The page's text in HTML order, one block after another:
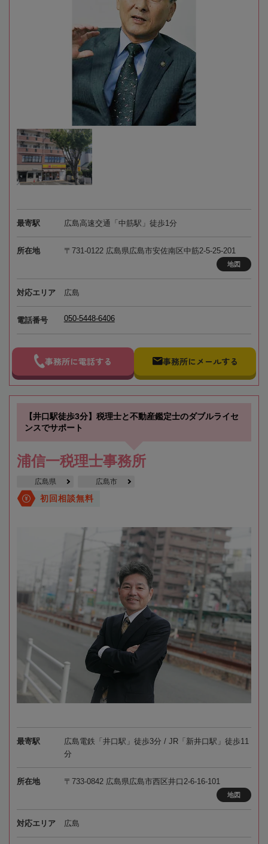
最寄駅 広島高速交通「中筋駅」徒歩1分
所在地 〒731-0122 広島県広島市安佐南区中筋2-5-25-201
地図
対応エリア 広島
電話番号 050-5448-6406
事務所に電話する 事務所にメールする
【井口駅徒歩3分】税理士と不動産鑑定士のダブルライセ
ンスでサポート
浦信一税理士事務所
広島県 広島市
初回相談無料
最寄駅
広島電鉄「井口駅」徒歩3分 / JR「新井口駅」徒歩11
分
所在地 〒733-0842 広島県広島市西区井口2-6-16-101
地図
対応エリア 広島